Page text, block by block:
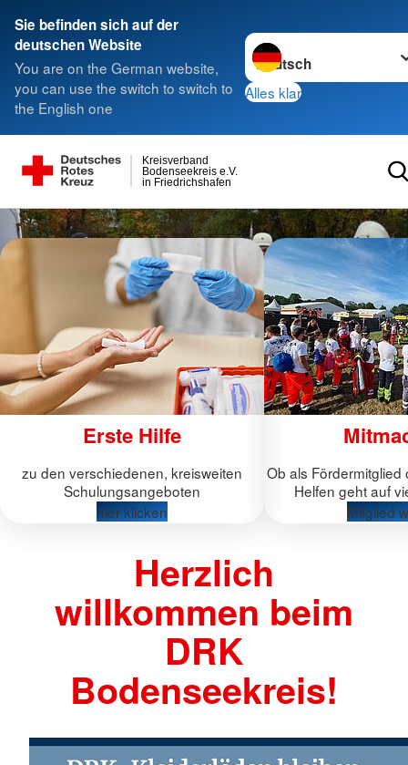
Sie befinden sich auf der
deutschen Website
You are on the German website,
you can use the switch to switch to
the English one
Sprache wechseln zu
Alles klar
in Friedrichshafen
Bodenseekreis e.V.
Kreisverband
Erste Hilfe
zu den verschiedenen, kreisweiten
Schulungsangeboten
hier klicken
Ob als Fördermitglied
Helfen geht auf
Mitglied
Herzlich
willkommen beim
DRK
Bodenseekreis!